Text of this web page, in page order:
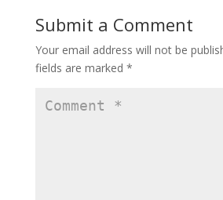
o
o
k
o
n
Submit a Comment
Your email address will not be
fields are marked *